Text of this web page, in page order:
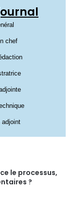
chef
adjoint
le processus,
?